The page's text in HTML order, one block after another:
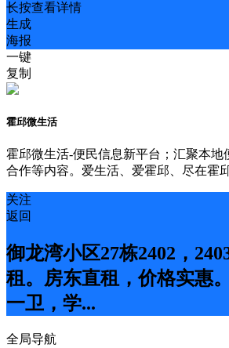
长按查看详情
生成
海报
一键
复制
霍邱微生活
霍邱微生活-便民信息新平台；汇聚本地
合作等内容。爱生活、爱霍邱、尽在霍
关注
返回
御龙湾小区27栋2402，
租。房东直租，价格实惠
一卫，学...
全局导航